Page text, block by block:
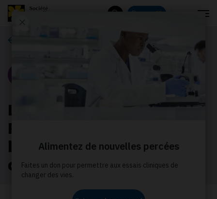
Donnez
L’histoire d’Amory et de
Rochana : 20 ans après
leur expérience de
cancer infantile